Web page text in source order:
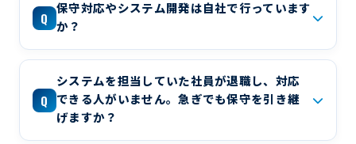
Q
保守対応やシステム開発は自社で行っています
か？
Q
システムを担当していた社員が退職し、対応
できる人がいません。急ぎでも保守を引き継
げますか？